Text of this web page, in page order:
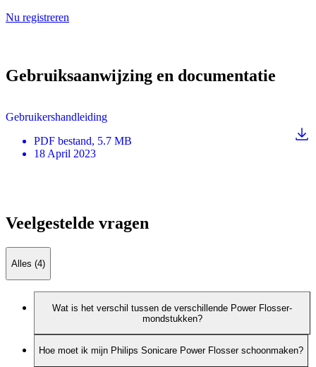
Nu registreren
Gebruiksaanwijzing en documentatie
Gebruikershandleiding
PDF bestand, 5.7 MB
18 April 2023
Veelgestelde vragen
Alles (4)
Wat is het verschil tussen de verschillende Power Flosser-
mondstukken?
Hoe moet ik mijn Philips Sonicare Power Flosser schoonmaken?